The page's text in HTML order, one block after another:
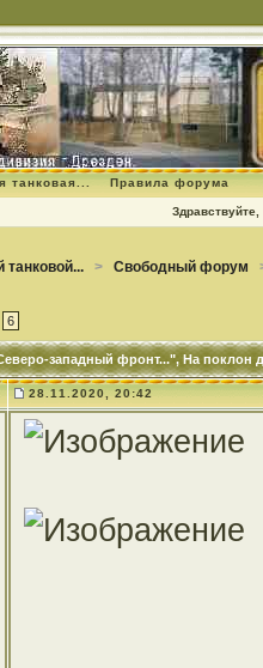
танковая... Правила форума
Здравствуйте,
танковой... > Свободный форум
6
западный фронт...", На поклон
28.11.2020, 20:42